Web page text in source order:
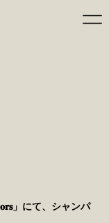
」にて、シャンパ